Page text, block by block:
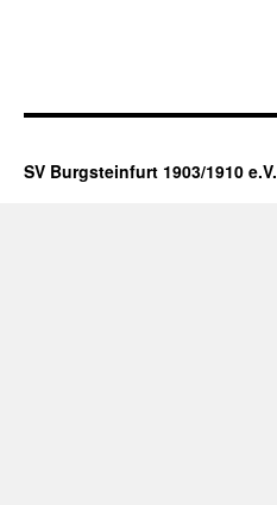
SV Burgsteinfurt 1903/1910 e.V.